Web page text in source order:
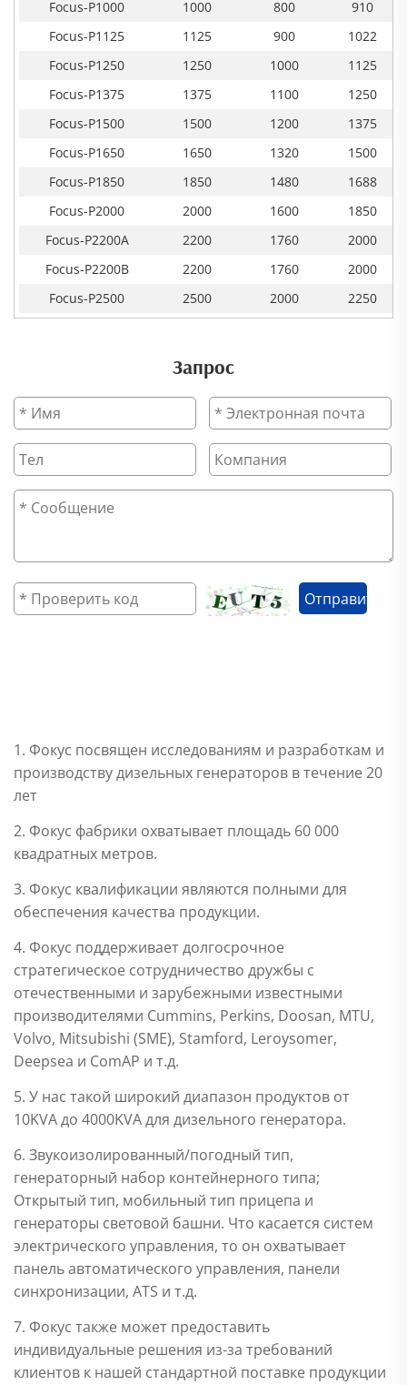
Focus-P1000 1000 800
910
Focus-P1125
1125 900
1022
Focus-P1250
1250 1000
1125
Focus-P1375
1375 1100
1250
Focus-P1500
1500 1200
1375
Focus-P1650
1650 1320
1500
Focus-P1850
1850 1480
1688
Focus-P2000
2000 1600
1850
Focus-P2200A
2200 1760
2000
Focus-P2200B
2200 1760
2000
Focus-P2500
2500 2000 2250
Запрос
Отправить
1. Фокус посвящен исследованиям и разработкам и
производству дизельных генераторов в течение 20
лет
2. Фокус фабрики охватывает площадь 60 000
квадратных метров.
3. Фокус квалификации являются полными для
обеспечения качества продукции.
4. Фокус поддерживает долгосрочное
стратегическое сотрудничество дружбы с
отечественными и зарубежными известными
производителями Cummins, Perkins, Doosan, MTU,
Volvo, Mitsubishi (SME), Stamford, Leroysomer,
Deepsea и ComAP и т.д.
5. У нас такой широкий диапазон продуктов от
10KVA до 4000KVA для дизельного генератора.
6. Звукоизолированный/погодный тип,
генераторный набор контейнерного типа;
Открытый тип, мобильный тип прицепа и
генераторы световой башни. Что касается систем
электрического управления, то он охватывает
панель автоматического управления, панели
синхронизации, ATS и т.д.
7. Фокус также может предоставить
индивидуальные решения из-за требований
клиентов к нашей стандартной поставке продукции